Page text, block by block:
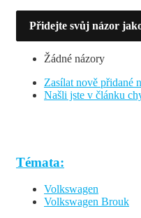
Přidejte svůj názor
Žádné názory
Zasílat nově přidané
Našli jste v článku
Témata:
Volkswagen
Volkswagen Brouk